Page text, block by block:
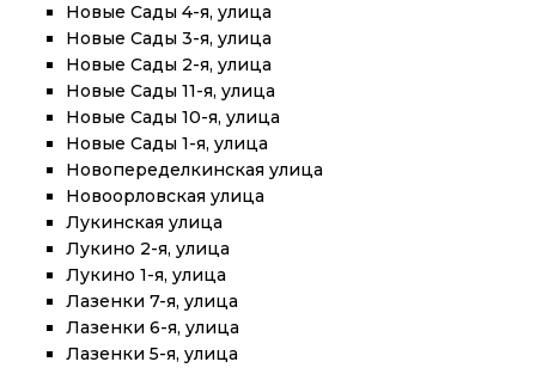
Новые Сады 4-я, улица
Новые Сады 3-я, улица
Новые Сады 2-я, улица
Новые Сады 11-я, улица
Новые Сады 10-я, улица
Новые Сады 1-я, улица
Новопеределкинская улица
Новоорловская улица
Лукинская улица
Лукино 2-я, улица
Лукино 1-я, улица
Лазенки 7-я, улица
Лазенки 6-я, улица
Лазенки 5-я, улица